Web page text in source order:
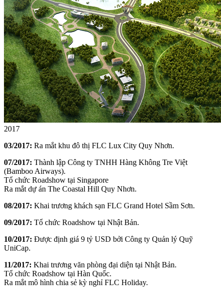
2017
03/2017: Ra mắt khu đô thị FLC Lux City Quy Nhơn.
07/2017: Thành lập Công ty TNHH Hàng Không Tre Việt
(Bamboo Airways).
Tổ chức Roadshow tại Singapore
Ra mắt dự án The Coastal Hill Quy Nhơn.
08/2017: Khai trương khách sạn FLC Grand Hotel Sầm Sơn.
09/2017: Tổ chức Roadshow tại Nhật Bản.
10/2017: Được định giá 9 tỷ USD bởi Công ty Quản lý Quỹ
UniCap.
11/2017: Khai trương văn phòng đại diện tại Nhật Bản.
Tổ chức Roadshow tại Hàn Quốc.
Ra mắt mô hình chia sẻ kỳ nghỉ FLC Holiday.